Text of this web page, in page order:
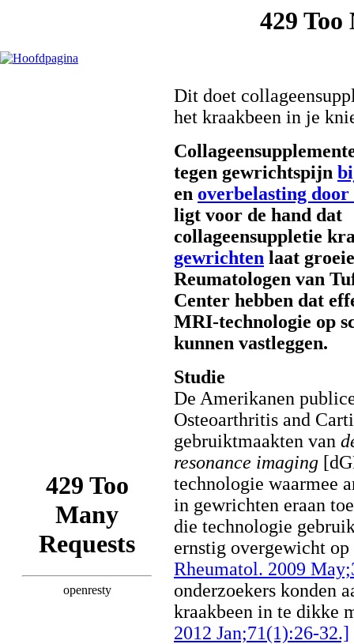
Dit doet
het kraakbeen in je
tegen gewrichtspijn
en overbelasting
ligt voor de hand dat
collageensuppletie
gewrichten laat
Reumatologen van
Center hebben dat
MRI-technologie op
kunnen vastleggen.
Studie
De Amerikanen
Osteoarthritis and
gebruiktmaakten van
resonance imaging
technologie waarmee
in gewrichten eraan
die technologie
ernstig overgewicht
Rheumatol. 2009
onderzoekers konden
kraakbeen in te dikke
2012 Jan;71(1):26-32.]